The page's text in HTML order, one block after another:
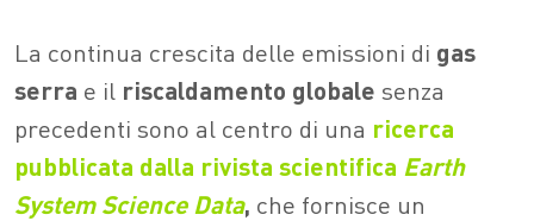
La continua crescita delle emissioni di gas
serra e il riscaldamento globale senza
precedenti sono al centro di una ricerca
pubblicata dalla rivista scientifica Earth
System Science Data, che fornisce un